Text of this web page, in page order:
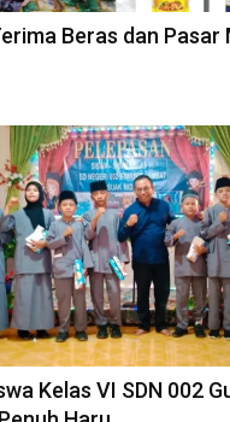
Beras dan Pasar
Kelas VI SDN 002